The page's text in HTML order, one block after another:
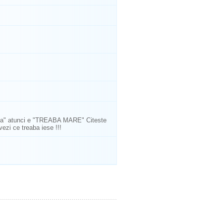
atunci e "TREABA MARE" Citeste
ce treaba iese !!!